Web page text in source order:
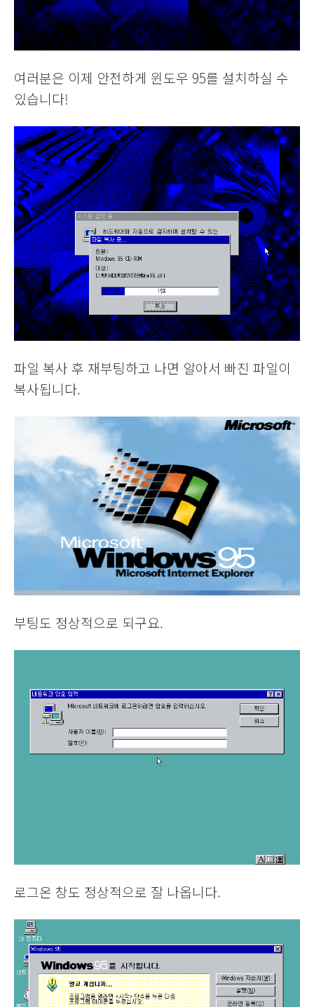
여러분은 이제 안전하게 윈도우 95를 설치하실 수
있습니다!
파일 복사 후 재부팅하고 나면 알아서 빠진 파일이
복사됩니다.
부팅도 정상적으로 되구요.
로그온 창도 정상적으로 잘 나옵니다.